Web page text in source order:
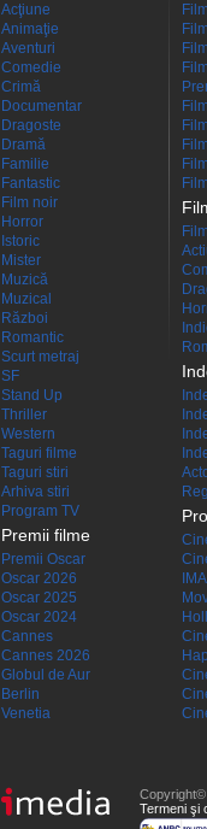
Acţiune
Animaţie
Aventuri
Comedie
Crimă
Documentar
Dragoste
Dramă
Familie
Fantastic
Film noir
Horror
Istoric
Mister
Muzică
Muzical
Război
Romantic
Scurt metraj
SF
Stand Up
Thriller
Western
Taguri filme
Taguri stiri
Arhiva stiri
Program TV
Premii filme
Premii Oscar
Oscar 2026
Oscar 2025
Oscar 2024
Cannes
Cannes 2026
Globul de Aur
Berlin
Venetia
Termeni şi